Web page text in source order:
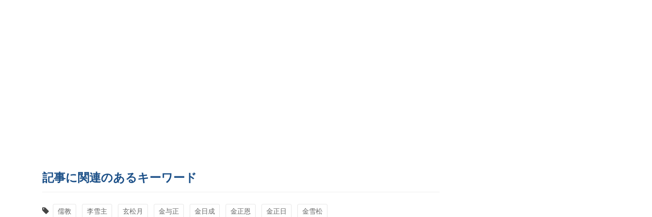
記事に関連のあるキーワード
儒教 李雪主 玄松月 金与正 金日成 金正恩 金正日 金雪松